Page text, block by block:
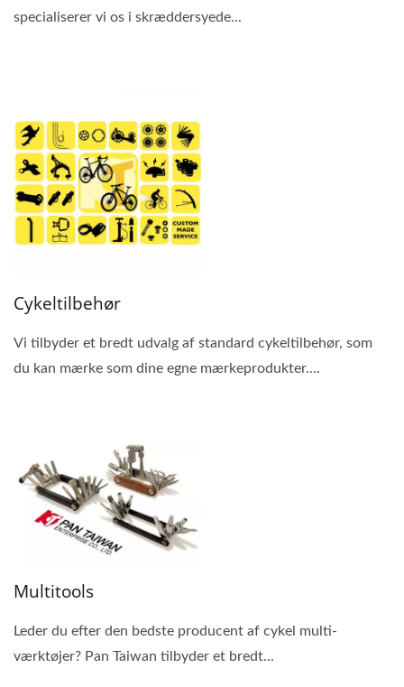
specialiserer vi os i skræddersyede...
Cykeltilbehør
Vi tilbyder et bredt udvalg af standard cykeltilbehør, som
du kan mærke som dine egne mærkeprodukter....
Multitools
Leder du efter den bedste producent af cykel multi-
værktøjer? Pan Taiwan tilbyder et bredt...